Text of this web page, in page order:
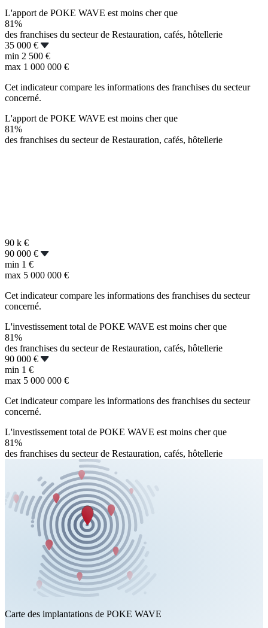
L'apport de POKE WAVE est moins cher que
81%
des franchises du secteur de Restauration, cafés, hôtellerie
35 000 €
min 2 500 €
max 1 000 000 €
Cet indicateur compare les informations des franchises du secteur
concerné.
L'apport de POKE WAVE est moins cher que
81%
des franchises du secteur de Restauration, cafés, hôtellerie
90 k €
90 000 €
min 1 €
max 5 000 000 €
Cet indicateur compare les informations des franchises du secteur
concerné.
L'investissement total de POKE WAVE est moins cher que
81%
des franchises du secteur de Restauration, cafés, hôtellerie
90 000 €
min 1 €
max 5 000 000 €
Cet indicateur compare les informations des franchises du secteur
concerné.
L'investissement total de POKE WAVE est moins cher que
81%
des franchises du secteur de Restauration, cafés, hôtellerie
Carte des implantations de POKE WAVE